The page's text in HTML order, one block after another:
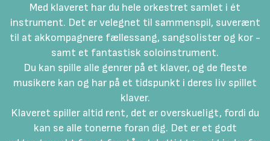
Med klaveret har du hele orkestret samlet i ét
instrument. Det er velegnet til sammenspil, suverænt
til at akkompagnere fællessang, sangsolister og kor -
samt et fantastisk soloinstrument.
Du kan spille alle genrer på et klaver, og de fleste
musikere kan og har på et tidspunkt i deres liv spillet
klaver.
Klaveret spiller altid rent, det er overskueligt, fordi du
kan se alle tonerne foran dig. Det er et godt